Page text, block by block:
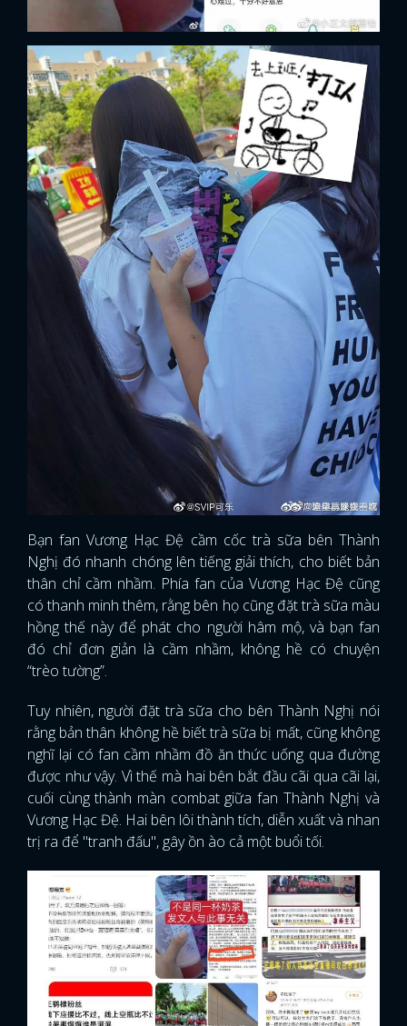
Bạn fan Vương Hạc Đệ cầm cốc trà sữa bên Thành
Nghị đó nhanh chóng lên tiếng giải thích, cho biết bản
thân chỉ cầm nhầm. Phía fan của Vương Hạc Đệ cũng
có thanh minh thêm, rằng bên họ cũng đặt trà sữa màu
hồng thế này để phát cho người hâm mộ, và bạn fan
đó chỉ đơn giản là cầm nhầm, không hề có chuyện
“trèo tường”.
Tuy nhiên, người đặt trà sữa cho bên Thành Nghị nói
rằng bản thân không hề biết trà sữa bị mất, cũng không
nghĩ lại có fan cầm nhầm đồ ăn thức uống qua đường
được như vậy. Vì thế mà hai bên bắt đầu cãi qua cãi lại,
cuối cùng thành màn combat giữa fan Thành Nghị và
Vương Hạc Đệ. Hai bên lôi thành tích, diễn xuất và nhan
trị ra để "tranh đấu", gây ồn ào cả một buổi tối.